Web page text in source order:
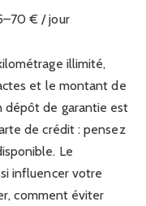
€ / jour
illimité,
et le montant de
dépôt de garantie est
de crédit : pensez
Le
influencer votre
comment éviter